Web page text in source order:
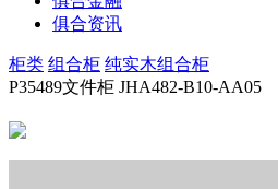
俱合资讯
柜类 组合柜 纯实木组合柜
P35489文件柜 JHA482-B10-AA05